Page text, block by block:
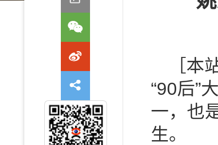
［本
“90后”
一，也
生。